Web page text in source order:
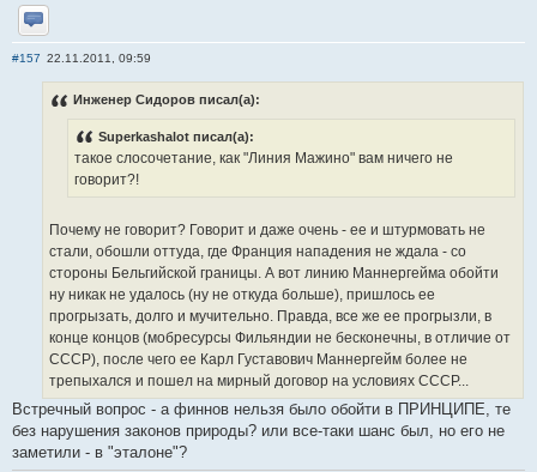
Отправить личное сообщение
#157 22.11.2011, 09:59
Инженер Сидоров писал(а):
Superkashalot писал(а):
такое слосочетание, как "Линия Мажино" вам ничего не
говорит?!
Почему не говорит? Говорит и даже очень - ее и штурмовать не
стали, обошли оттуда, где Франция нападения не ждала - со
стороны Бельгийской границы. А вот линию Маннергейма обойти
ну никак не удалось (ну не откуда больше), пришлось ее
прогрызать, долго и мучительно. Правда, все же ее прогрызли, в
конце концов (мобресурсы Фильяндии не бесконечны, в отличие от
СССР), после чего ее Карл Густавович Маннергейм более не
трепыхался и пошел на мирный договор на условиях СССР...
Встречный вопрос - а финнов нельзя было обойти в ПРИНЦИПЕ, те
без нарушения законов природы? или все-таки шанс был, но его не
заметили - в "эталоне"?